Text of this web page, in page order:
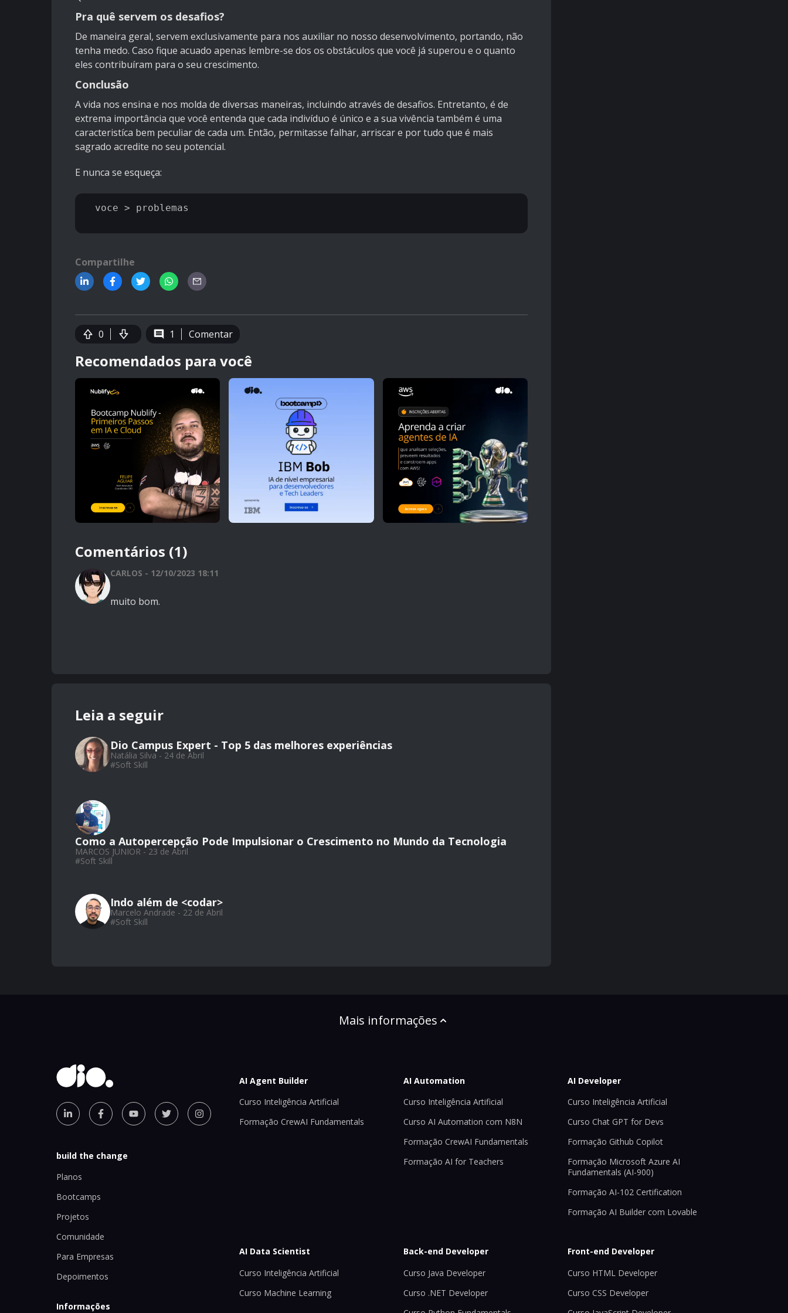
Pra quê servem os desafios?
De maneira geral, servem exclusivamente para nos auxiliar no nosso desenvolvimento, portando, não
tenha medo. Caso fique acuado apenas lembre-se dos os obstáculos que você já superou e o quanto
eles contribuíram para o seu crescimento.
Conclusão
A vida nos ensina e nos molda de diversas maneiras, incluindo através de desafios. Entretanto, é de
extrema importância que você entenda que cada indivíduo é único e a sua vivência também é uma
caracteristíca bem peculiar de cada um. Então, permitasse falhar, arriscar e por tudo que é mais
sagrado acredite no seu potencial.
E nunca se esqueça:
Compartilhe
0 1 Comentar
Recomendados para você
Comentários (1)
CARLOS - 12/10/2023 18:11
muito bom.
Leia a seguir
Dio Campus Expert - Top 5 das melhores experiências
Natália Silva - 24 de Abril
#Soft Skill
Como a Autopercepção Pode Impulsionar o Crescimento no Mundo da Tecnologia
MARCOS JUNIOR - 23 de Abril
#Soft Skill
Indo além de <codar>
Marcelo Andrade - 22 de Abril
#Soft Skill
Mais informações
build the change
Planos
Bootcamps
Projetos
Comunidade
Para Empresas
Depoimentos
Informações
AI Agent Builder
Curso Inteligência Artificial
Formação CrewAI Fundamentals
AI Automation
Curso Inteligência Artificial
Curso AI Automation com N8N
Formação CrewAI Fundamentals
Formação AI for Teachers
AI Developer
Curso Inteligência Artificial
Curso Chat GPT for Devs
Formação Github Copilot
Formação Microsoft Azure AI
Fundamentals (AI-900)
Formação AI-102 Certification
Formação AI Builder com Lovable
AI Data Scientist
Curso Inteligência Artificial
Curso Machine Learning
Back-end Developer
Curso Java Developer
Curso .NET Developer
Front-end Developer
Curso HTML Developer
Curso CSS Developer